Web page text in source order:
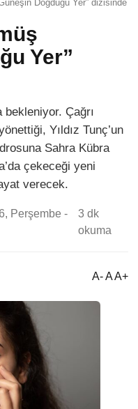
Doğduğu Yer” dizisinde
Yer”
bekleniyor. Çağrı
Yıldız Tunç’un
Sahra Kübra
çekeceği yeni
verecek.
Perşembe -
3 dk
okuma
A- A A+